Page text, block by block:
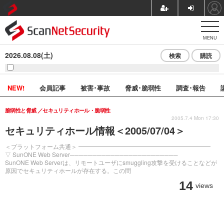
MENU
2026.08.08(土) 検索 購読
NEW! 会員記事 被害･事故 脅威･脆弱性 調査･報告
セキュリティホール情報＜2005/07/04＞
＜プラットフォーム共通＞ ━━━━━━━━━━━━━━━━━━━━━━
▽ SunONE Web Server────────────────────────
SunONE Web Serverは、リモートユーザにsmuggling攻撃を受けることなどが
原因でセキュリティホールが存在する。この問
脆弱性と脅威 セキュリティホール・脆弱性
14 views
2005.7.4 Mon 17:30